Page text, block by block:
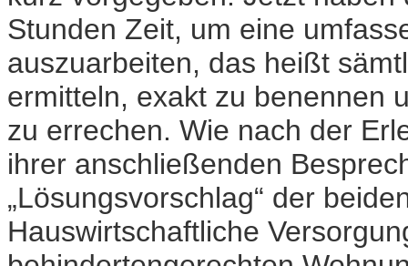
Stunden Zeit, um eine
auszuarbeiten, das heißt
ermitteln, exakt zu benennen
zu errechen. Wie nach der
ihrer anschließenden
„Lösungsvorschlag“ der
Hauswirtschaftliche